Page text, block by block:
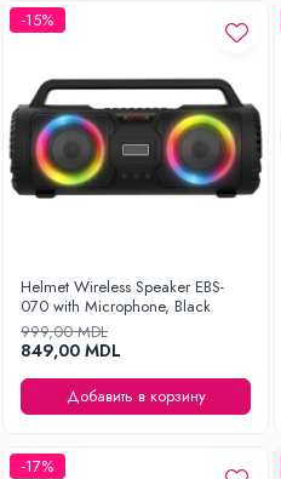
-15%
Helmet Wireless Speaker EBS-
070 with Microphone, Black
999,00 MDL
849,00 MDL
Добавить в корзину
-17%